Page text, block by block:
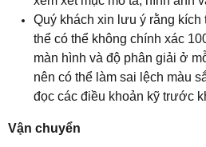
Quý khách xin lưu ý rằng
thể có thể không chính xác
màn hình và độ phân giải ở
nên có thể làm sai lệch màu
đọc các điều khoản kỹ trước
Vận chuyển